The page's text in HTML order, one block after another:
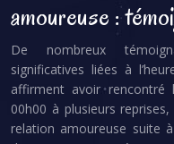
amoureuse :
De nombreux
significatives liées à
affirment avoir
00h00 à plusieurs
relation amoureuse suite